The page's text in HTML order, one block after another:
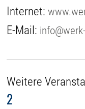
Internet:
E-Mail:
Weitere
2